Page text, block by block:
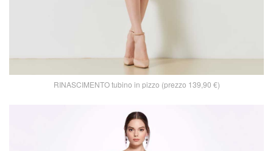
RINASCIMENTO tubino in pizzo (prezzo 139,90 €)